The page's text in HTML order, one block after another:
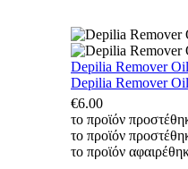
Depilia Remover
Depilia Remover
€6.00
το προϊόν
το προϊόν
το προϊόν